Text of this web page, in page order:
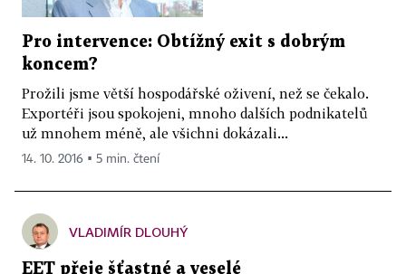
Pro intervence: Obtížný exit s dobrým
koncem?
Prožili jsme větší hospodářské oživení, než se čekalo.
Exportéři jsou spokojeni, mnoho dalších podnikatelů
už mnohem méně, ale všichni dokázali...
14. 10. 2016 ▪ 5 min. čtení
VLADIMÍR DLOUHÝ
EET přeje šťastné a veselé